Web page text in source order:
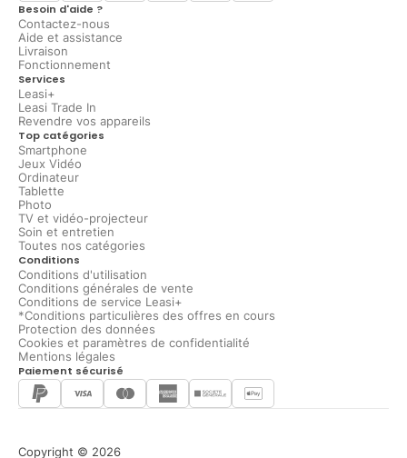
Besoin d'aide ?
Contactez-nous
Aide et assistance
Livraison
Fonctionnement
Services
Leasi+
Leasi Trade In
Revendre vos appareils
Top catégories
Smartphone
Jeux Vidéo
Ordinateur
Tablette
Photo
TV et vidéo-projecteur
Soin et entretien
Toutes nos catégories
Conditions
Conditions d'utilisation
Conditions générales de vente
Conditions de service Leasi+
*Conditions particulières des offres en cours
Protection des données
Cookies et paramètres de confidentialité
Mentions légales
Paiement sécurisé
Copyright © 2026